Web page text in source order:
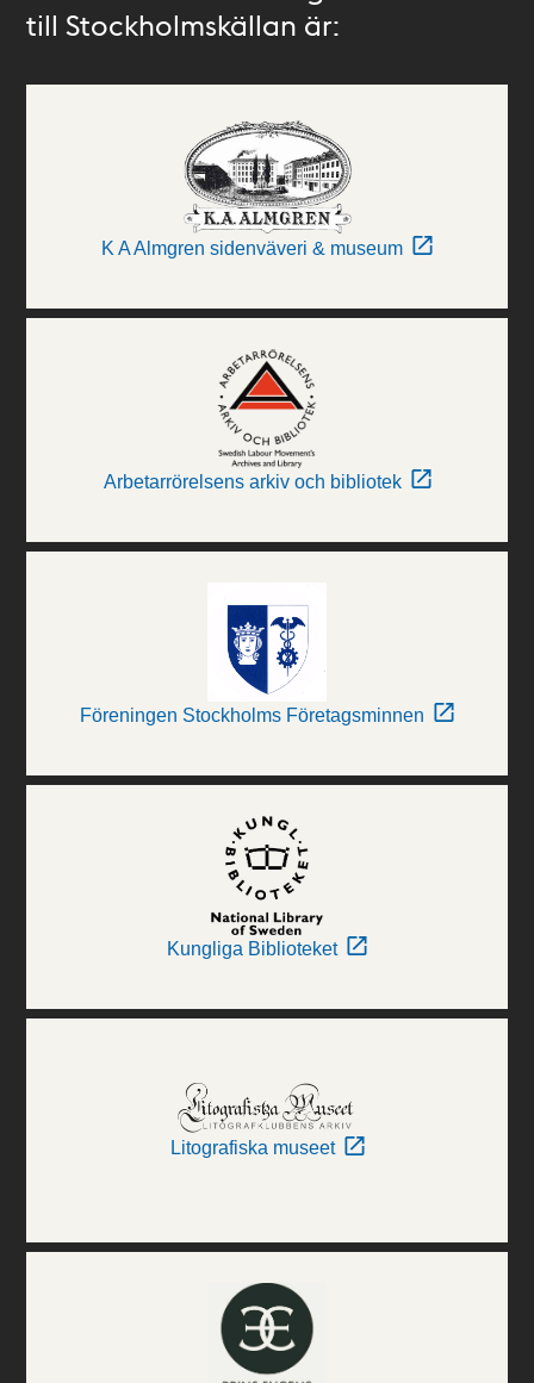
till Stockholmskällan är:
K A Almgren sidenväveri & museum
Arbetarrörelsens arkiv och bibliotek
Föreningen Stockholms Företagsminnen
Kungliga Biblioteket
Litografiska museet